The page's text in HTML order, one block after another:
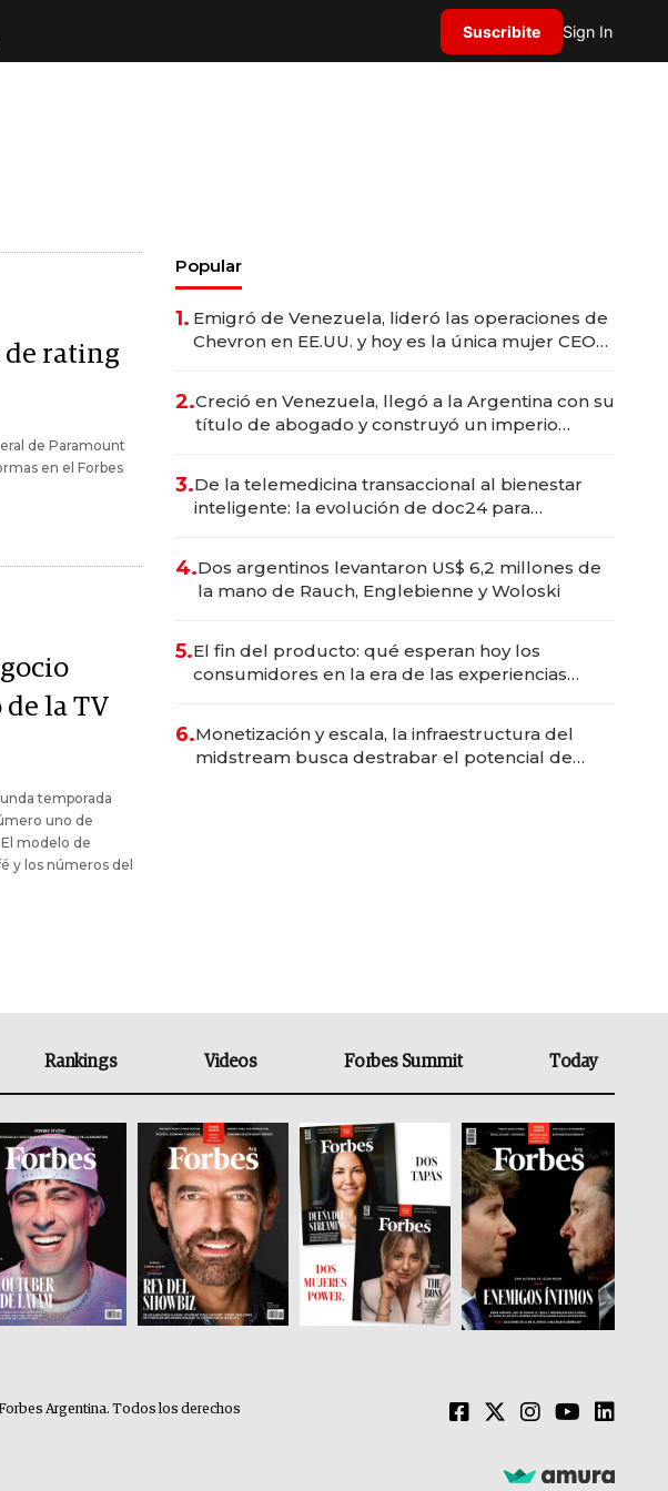
Suscribite Sign In
de rating
de Paramount
en el Forbes
la TV
temporada
uno de
modelo de
y los números del
Popular
1. Emigró de Venezuela, lideró las operaciones de
Chevron en EE.UU. y hoy es la única mujer CEO
2.Creció en Venezuela, llegó a la Argentina con su
título de abogado y construyó un imperio
3.De la telemedicina transaccional al bienestar
inteligente: la evolución de doc24 para
4.Dos argentinos levantaron US$ 6,2 millones de
la mano de Rauch, Englebienne y Woloski
5.El fin del producto: qué esperan hoy los
consumidores en la era de las experiencias
6.Monetización y escala, la infraestructura del
midstream busca destrabar el potencial de
Rankings Videos Forbes Summit Today
Argentina. Todos los derechos